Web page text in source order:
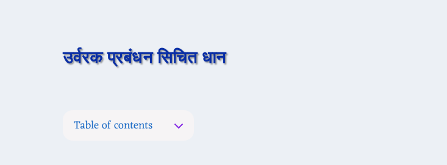
उर्वरक प्रबंधन सिचित धान
Table of contents